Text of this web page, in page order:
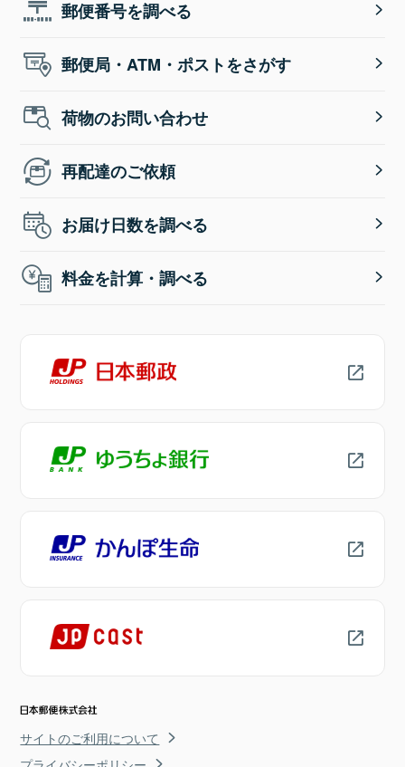
郵便番号を調べる
郵便局・ATM・ポストをさがす
荷物のお問い合わせ
再配達のご依頼
お届け日数を調べる
料金を計算・調べる
サイトのご利用について